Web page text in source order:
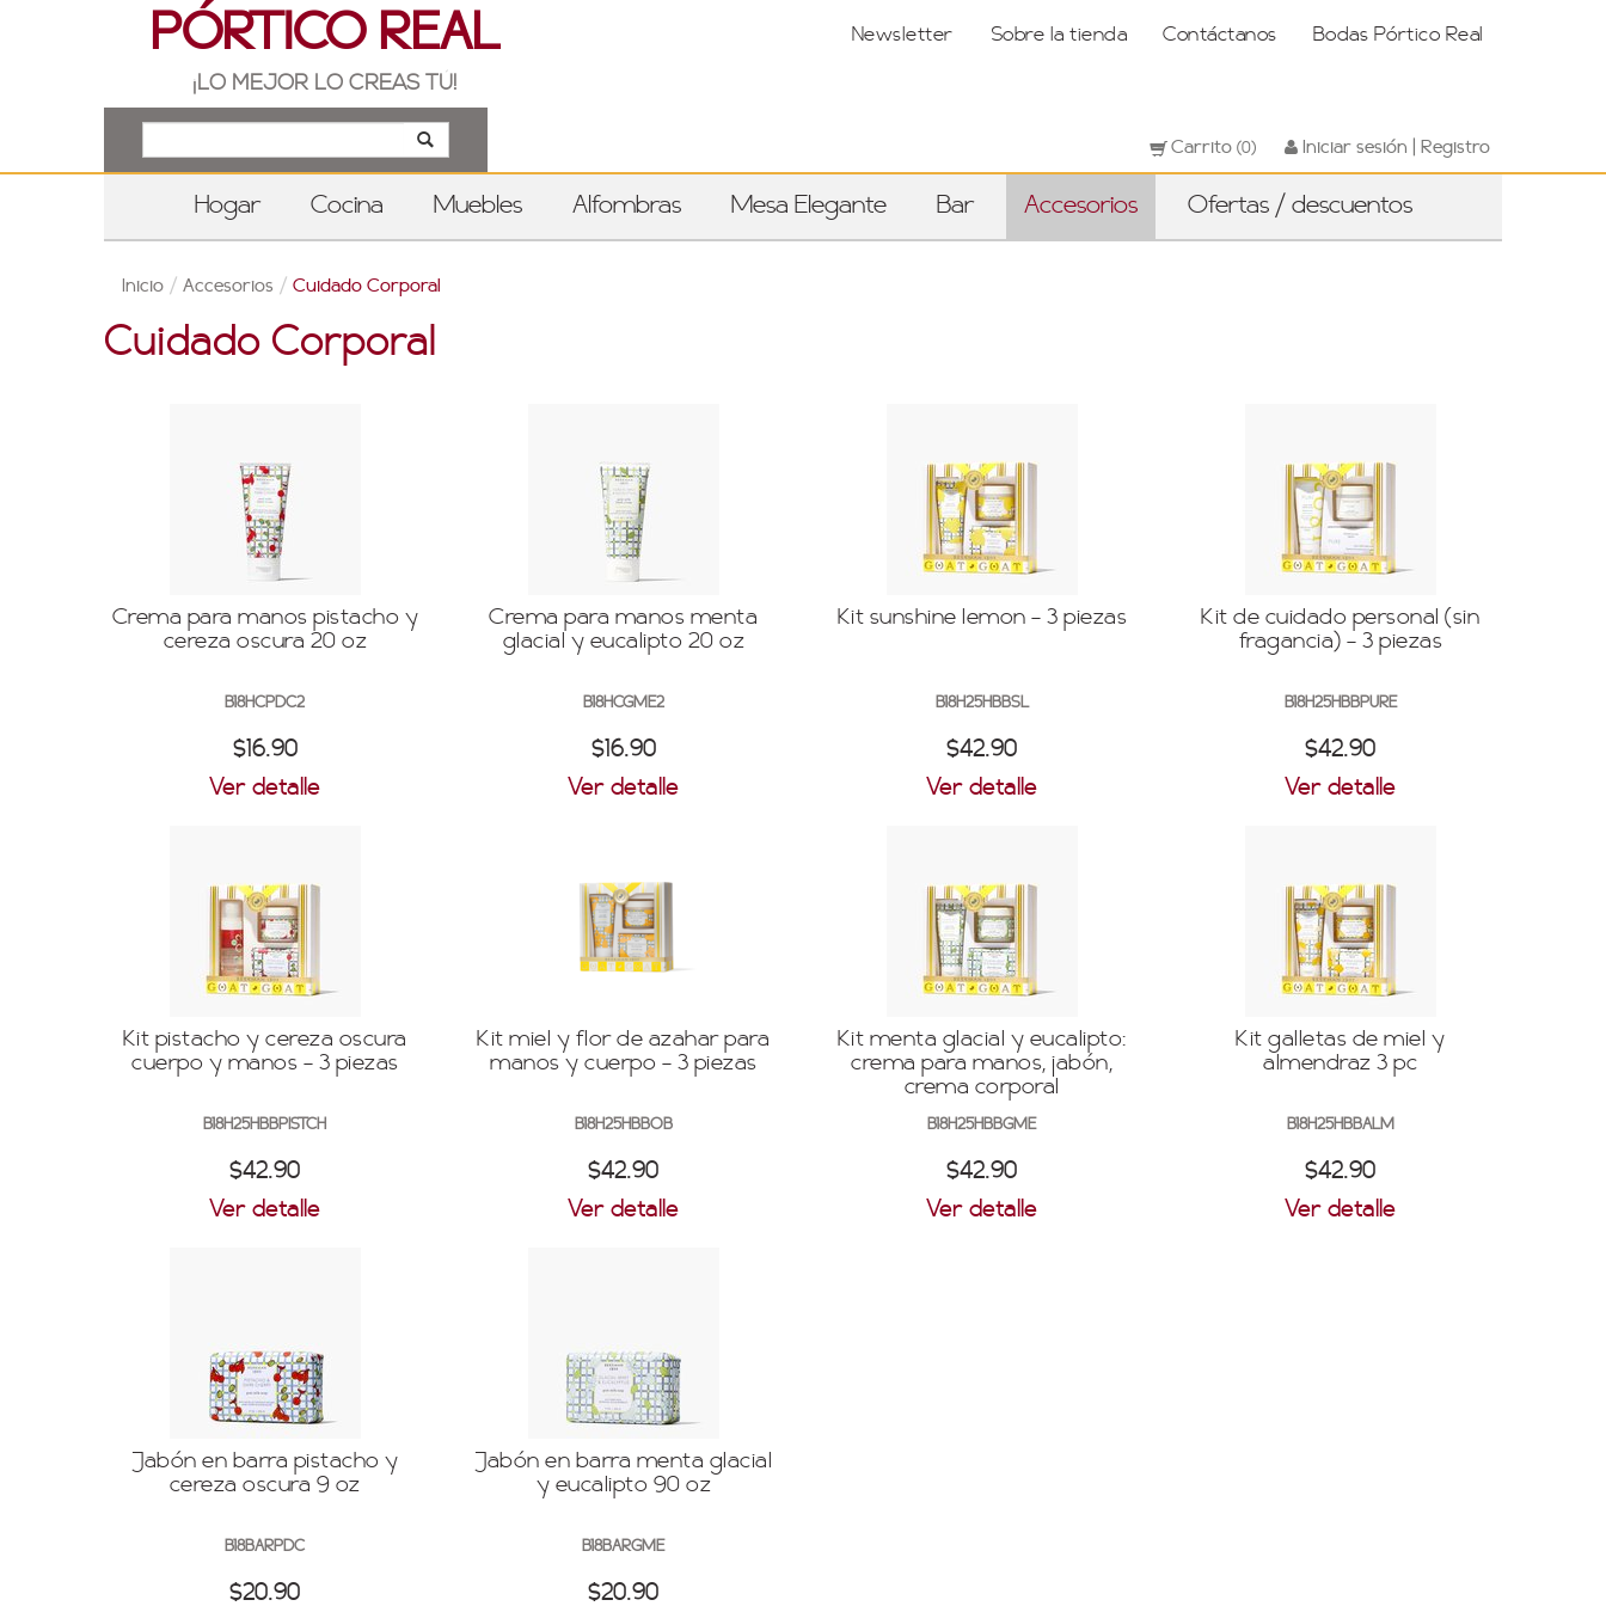
PÓRTICO REAL
¡LO MEJOR LO CREAS TÚ!
Newsletter Sobre la tienda Contáctanos Bodas Pórtico Real
Carrito (0) Iniciar sesión | Registro
Hogar Cocina Muebles Alfombras Mesa Elegante Bar Accesorios Ofertas / descuentos
Inicio / Accesorios / Cuidado Corporal
Cuidado Corporal
Crema para manos pistacho y
cereza oscura 20 oz
B18HCPDC2
$16.90
Ver detalle
Crema para manos menta
glacial y eucalipto 20 oz
B18HCGME2
$16.90
Ver detalle
Kit sunshine lemon - 3 piezas
B18H25HBBSL
$42.90
Ver detalle
Kit de cuidado personal (sin
fragancia) - 3 piezas
B18H25HBBPURE
$42.90
Ver detalle
Kit pistacho y cereza oscura
cuerpo y manos - 3 piezas
B18H25HBBPISTCH
$42.90
Ver detalle
Kit miel y flor de azahar para
manos y cuerpo - 3 piezas
B18H25HBBOB
$42.90
Ver detalle
Kit menta glacial y eucalipto:
crema para manos, jabón,
crema corporal
B18H25HBBGME
$42.90
Ver detalle
Kit galletas de miel y
almendraz 3 pc
B18H25HBBALM
$42.90
Ver detalle
Jabón en barra pistacho y
cereza oscura 9 oz
B18BARPDC
$20.90
Jabón en barra menta glacial
y eucalipto 90 oz
B18BARGME
$20.90